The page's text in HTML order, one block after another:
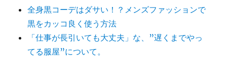
全身黒コーデはダサい！？メンズファッションで
黒をカッコ良く使う方法
「仕事が長引いても大丈夫」な、”遅くまでやっ
てる服屋”について。